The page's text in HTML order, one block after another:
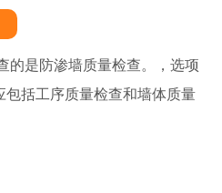
的是防渗墙质量检查。，选项
括工序质量检查和墙体质量